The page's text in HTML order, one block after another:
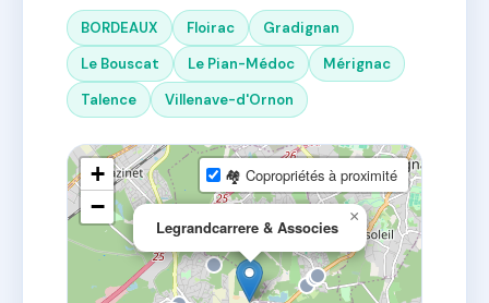
BORDEAUX Floirac
Gradignan
Le Bouscat
Le Pian-Médoc
Mérignac
Talence
Villenave-d'Ornon
Legrandcarrere & Associes
×
+
−
🏘 Copropriétés à proximité